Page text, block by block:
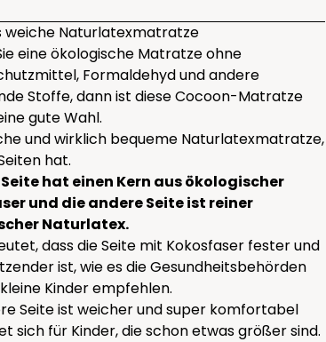
weiche Naturlatexmatratze
eine ökologische Matratze ohne
Formaldehyd und andere
Stoffe, dann ist diese Cocoon-Matratze
gute Wahl.
und wirklich bequeme Naturlatexmatratze,
hat.
Seite hat einen Kern aus ökologischer
und die andere Seite ist reiner
Naturlatex.
dass die Seite mit Kokosfaser fester und
ist, wie es die Gesundheitsbehörden
Kinder empfehlen.
Seite ist weicher und super komfortabel
sich für Kinder, die schon etwas größer sind.